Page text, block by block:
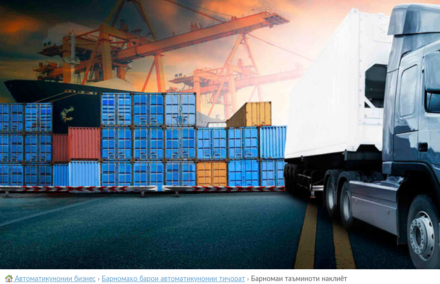
Автоматикунонии бизнес › Барномаҳо барои автоматикунонии тиҷорат › Барномаи таъминоти наклиёт